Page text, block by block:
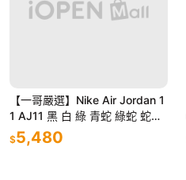
【一哥嚴選】Nike Air Jordan 1
1 AJ11 黑 白 綠 青蛇 綠蛇 蛇紋
男女鞋 528895-033
$5,480